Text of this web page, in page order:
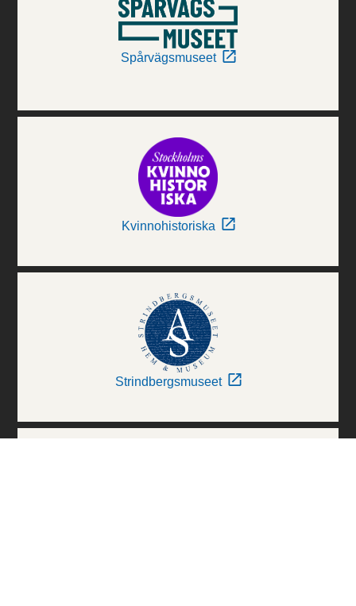
Spårvägsmuseet
Kvinnohistoriska
Strindbergsmuseet